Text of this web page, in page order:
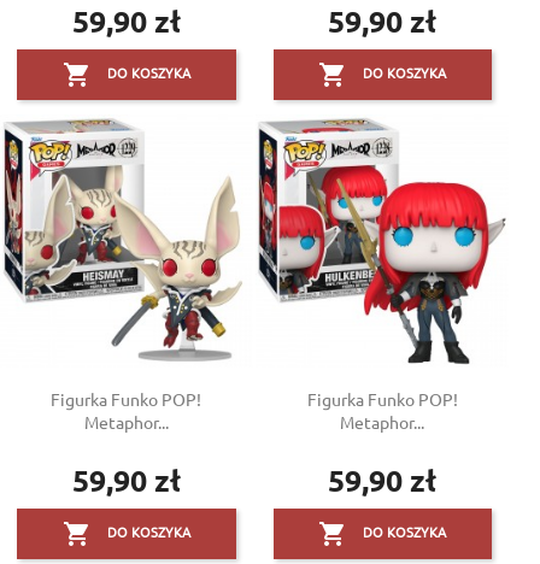
Cena
59,90 zł
 DO KOSZYKA
Cena
59,90 zł
 DO KOSZYKA
Figurka Funko POP!
Metaphor...
Cena
59,90 zł
 DO KOSZYKA
Figurka Funko POP!
Metaphor...
Cena
59,90 zł
 DO KOSZYKA